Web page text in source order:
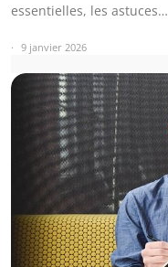
essentielles, les astuces…
9 janvier 2026